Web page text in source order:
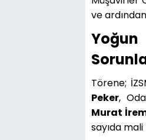
ve
Törene;
Peker,
Murat
sayıda mali